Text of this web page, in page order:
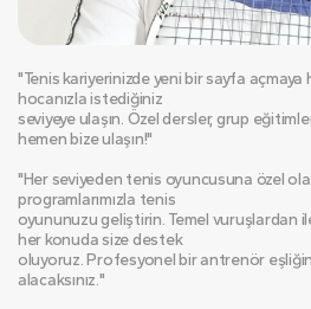
"Tenis kariyerinizde yeni bir sayfa açmaya
hocanızla istediğiniz
seviyeye ulaşın. Özel dersler, grup
hemen bize ulaşın!"
"Her seviyeden tenis oyuncusuna özel
programlarımızla tenis
oyununuzu geliştirin. Temel vuruşlardan
her konuda size destek
oluyoruz. Profesyonel bir antrenör
alacaksınız."